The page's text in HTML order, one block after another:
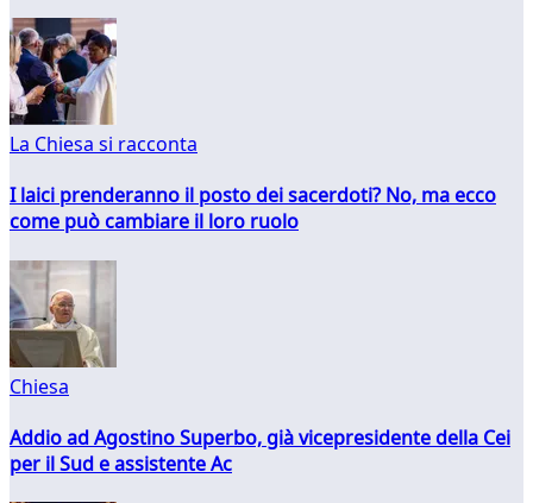
La Chiesa si racconta
I laici prenderanno il posto dei sacerdoti? No, ma ecco
come può cambiare il loro ruolo
Chiesa
Addio ad Agostino Superbo, già vicepresidente della Cei
per il Sud e assistente Ac